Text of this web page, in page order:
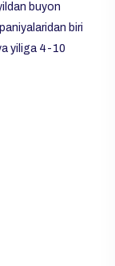
buyon
biri
yiliga 4-10